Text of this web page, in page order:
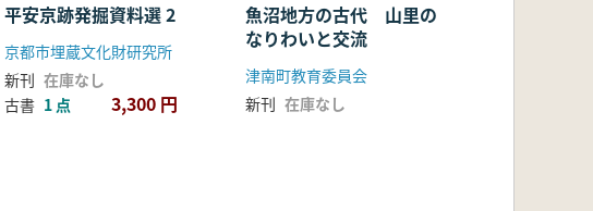
平安京跡発掘資料選 2
京都市埋蔵文化財研究所
新刊 在庫なし
古書 1 点 3,300 円
魚沼地方の古代 山里の
なりわいと交流
津南町教育委員会
新刊 在庫なし